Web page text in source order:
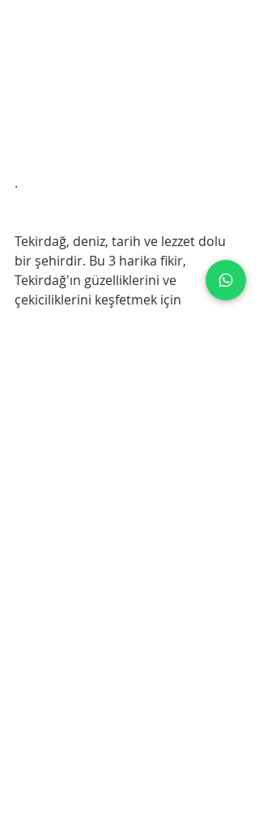
.
Tekirdağ, deniz, tarih ve lezzet dolu
bir şehirdir. Bu 3 harika fikir,
Tekirdağ'ın güzelliklerini ve
çekiciliklerini keşfetmek için